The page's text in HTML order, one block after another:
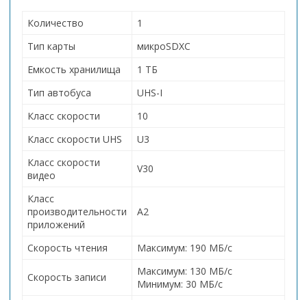
Количество
1
Тип карты
микроSDXC
Емкость хранилища
1 ТБ
Тип автобуса
UHS-I
Класс скорости
10
Класс скорости UHS
U3
Класс скорости
видео
V30
Класс
производительности
приложений
А2
Скорость чтения Максимум: 190 МБ/с
Скорость записи
Максимум: 130 МБ/с
Минимум: 30 МБ/с